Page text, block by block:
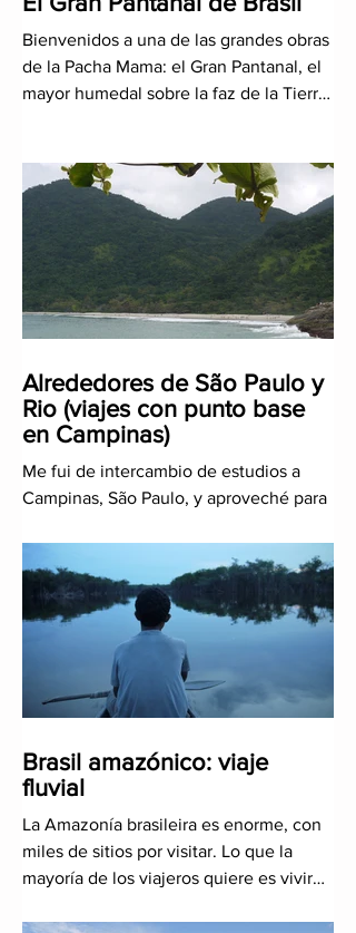
Bienvenidos a una de las grandes obras
de la Pacha Mama: el Gran Pantanal, el
mayor humedal sobre la faz de la Tierra
Alrededores de São Paulo y
Rio (viajes con punto base
en Campinas)
Me fui de intercambio de estudios a
Campinas, São Paulo, y aproveché para
Brasil amazónico: viaje
fluvial
La Amazonía brasileira es enorme, con
miles de sitios por visitar. Lo que la
mayoría de los viajeros quiere es vivir